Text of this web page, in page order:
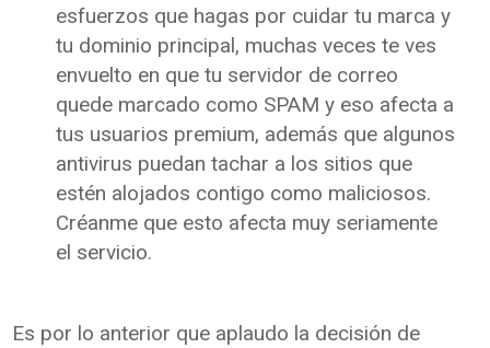
esfuerzos que hagas por cuidar tu marca y
tu dominio principal, muchas veces te ves
envuelto en que tu servidor de correo
quede marcado como SPAM y eso afecta a
tus usuarios premium, además que algunos
antivirus puedan tachar a los sitios que
estén alojados contigo como maliciosos.
Créanme que esto afecta muy seriamente
el servicio.
Es por lo anterior que aplaudo la decisión de